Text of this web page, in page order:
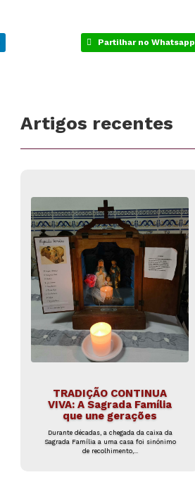
Partilhar no Whatsapp
Artigos recentes
TRADIÇÃO CONTINUA
VIVA: A Sagrada Família
que une gerações
Durante décadas, a chegada da caixa da
Sagrada Família a uma casa foi sinónimo
de recolhimento,...